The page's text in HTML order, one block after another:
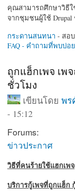
คุณสามารถศึกษาวิธีใ
จากชุมชนผู้ใช้
กระดานสนทนา - สอ
FAQ - คำถามที่พบบ่อย
ถูกแฮ็กเพจ เพ
ชั่วโมง
เขียนโดย พร
- 15:12
Forums:
ข่าวประกาศ
วิธีที่คนร้ายใช้แฮกเพจ
บริการกู้เพจที่ถูกแฮ็ก